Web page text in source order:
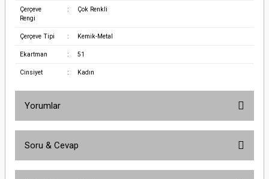
Çerçeve
Rengi
: Çok Renkli
Çerçeve Tipi : Kemik-Metal
Ekartman : 51
Cinsiyet : Kadın
Yorumlar
Soru & Cevap